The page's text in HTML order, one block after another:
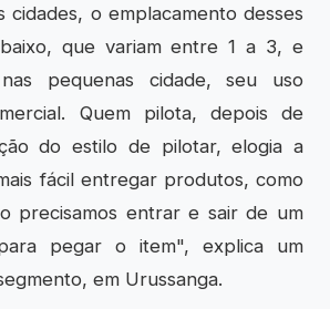
cidades, o emplacamento desses
que variam entre 1 a 3, e
pequenas cidade, seu uso
Quem pilota, depois de
do estilo de pilotar, elogia a
fácil entregar produtos, como
precisamos entrar e sair de um
pegar o item", explica um
em Urussanga.